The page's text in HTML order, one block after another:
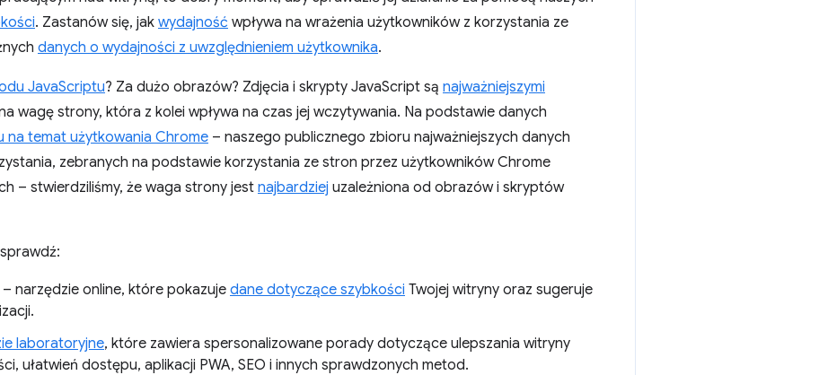
. Zastanów się, jak wydajność wpływa na wrażenia użytkowników z korzystania ze
danych o wydajności z uwzględnieniem użytkownika.
JavaScriptu? Za dużo obrazów? Zdjęcia i skrypty JavaScript są najważniejszymi
wagę strony, która z kolei wpływa na czas jej wczytywania. Na podstawie danych
na temat użytkowania Chrome – naszego publicznego zbioru najważniejszych danych
zebranych na podstawie korzystania ze stron przez użytkowników Chrome
– stwierdziliśmy, że waga strony jestnajbardziej uzależniona od obrazów i skryptów
– narzędzie online, które pokazuje dane dotyczące szybkości Twojej witryny oraz sugeruje
laboratoryjne, które zawiera spersonalizowane porady dotyczące ulepszania witryny
ułatwień dostępu, aplikacji PWA, SEO i innych sprawdzonych metod.